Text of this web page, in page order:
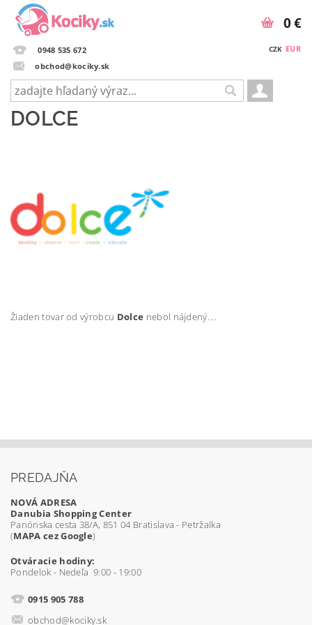
0948 535 672
obchod@kociky.sk
CZK EUR
0 €
DOLCE
Žiaden tovar od výrobcu Dolce nebol nájdený....
PREDAJŇA
NOVÁ ADRESA
Danubia Shopping Center
Panónska cesta 38/A, 851 04 Bratislava - Petržalka
(MAPA cez Google)
Otváracie hodiny:
Pondelok - Nedeľa 9:00 - 19:00
0915 905 788
obchod@kociky.sk